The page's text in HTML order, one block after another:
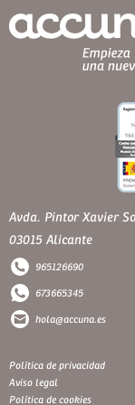
Avda. Pintor Xavier
03015 Alicante
965126690
673665345
hola@accuna.es
Política de privacidad
Aviso legal
Política de cookies